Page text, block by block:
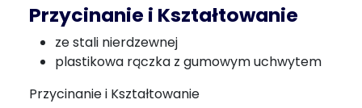
Przycinanie i Kształtowanie
ze stali nierdzewnej
plastikowa rączka z gumowym uchwytem
Przycinanie i Kształtowanie